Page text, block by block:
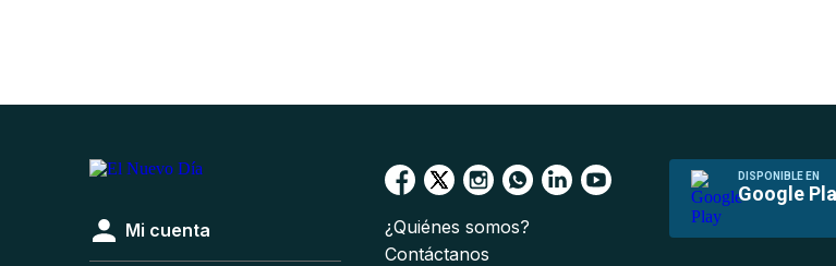
DISPONIBLE EN
Google
Mi cuenta
¿Quiénes somos?
Contáctanos